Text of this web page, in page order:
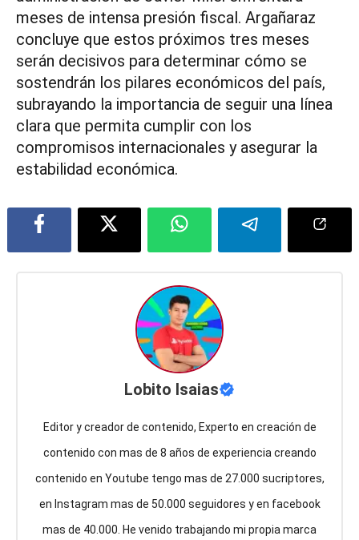
meses de intensa presión fiscal. Argañaraz
concluye que estos próximos tres meses
serán decisivos para determinar cómo se
sostendrán los pilares económicos del país,
subrayando la importancia de seguir una línea
clara que permita cumplir con los
compromisos internacionales y asegurar la
estabilidad económica.
Lobito Isaias
Editor y creador de contenido, Experto en creación de
contenido con mas de 8 años de experiencia creando
contenido en Youtube tengo mas de 27.000 sucriptores,
en Instagram mas de 50.000 seguidores y en facebook
mas de 40.000. He venido trabajando mi propia marca